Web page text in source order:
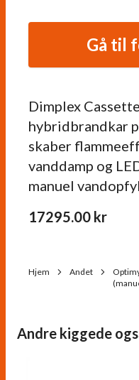
Dimplex
hybridbrandkar
skaber
vanddamp og
manuel
17295.00 kr
Gå til
Hjem Andet
Andre kiggede